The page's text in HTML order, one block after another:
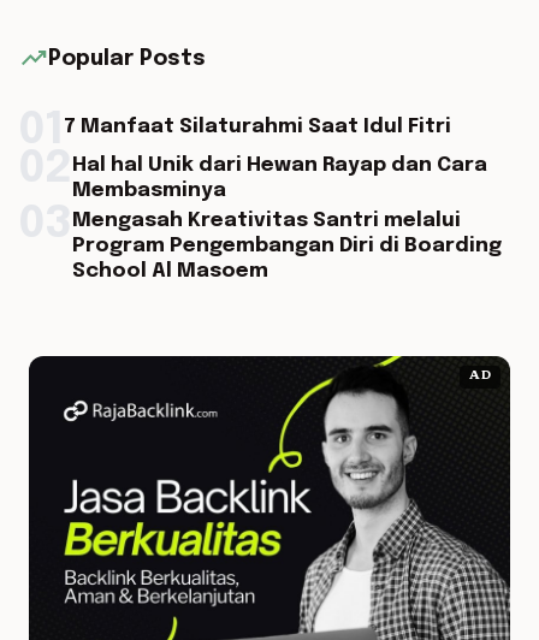
trending_up Popular Posts
7 Manfaat Silaturahmi Saat Idul Fitri
Hal hal Unik dari Hewan Rayap dan Cara
Membasminya
Mengasah Kreativitas Santri melalui
Program Pengembangan Diri di Boarding
School Al Masoem
AD